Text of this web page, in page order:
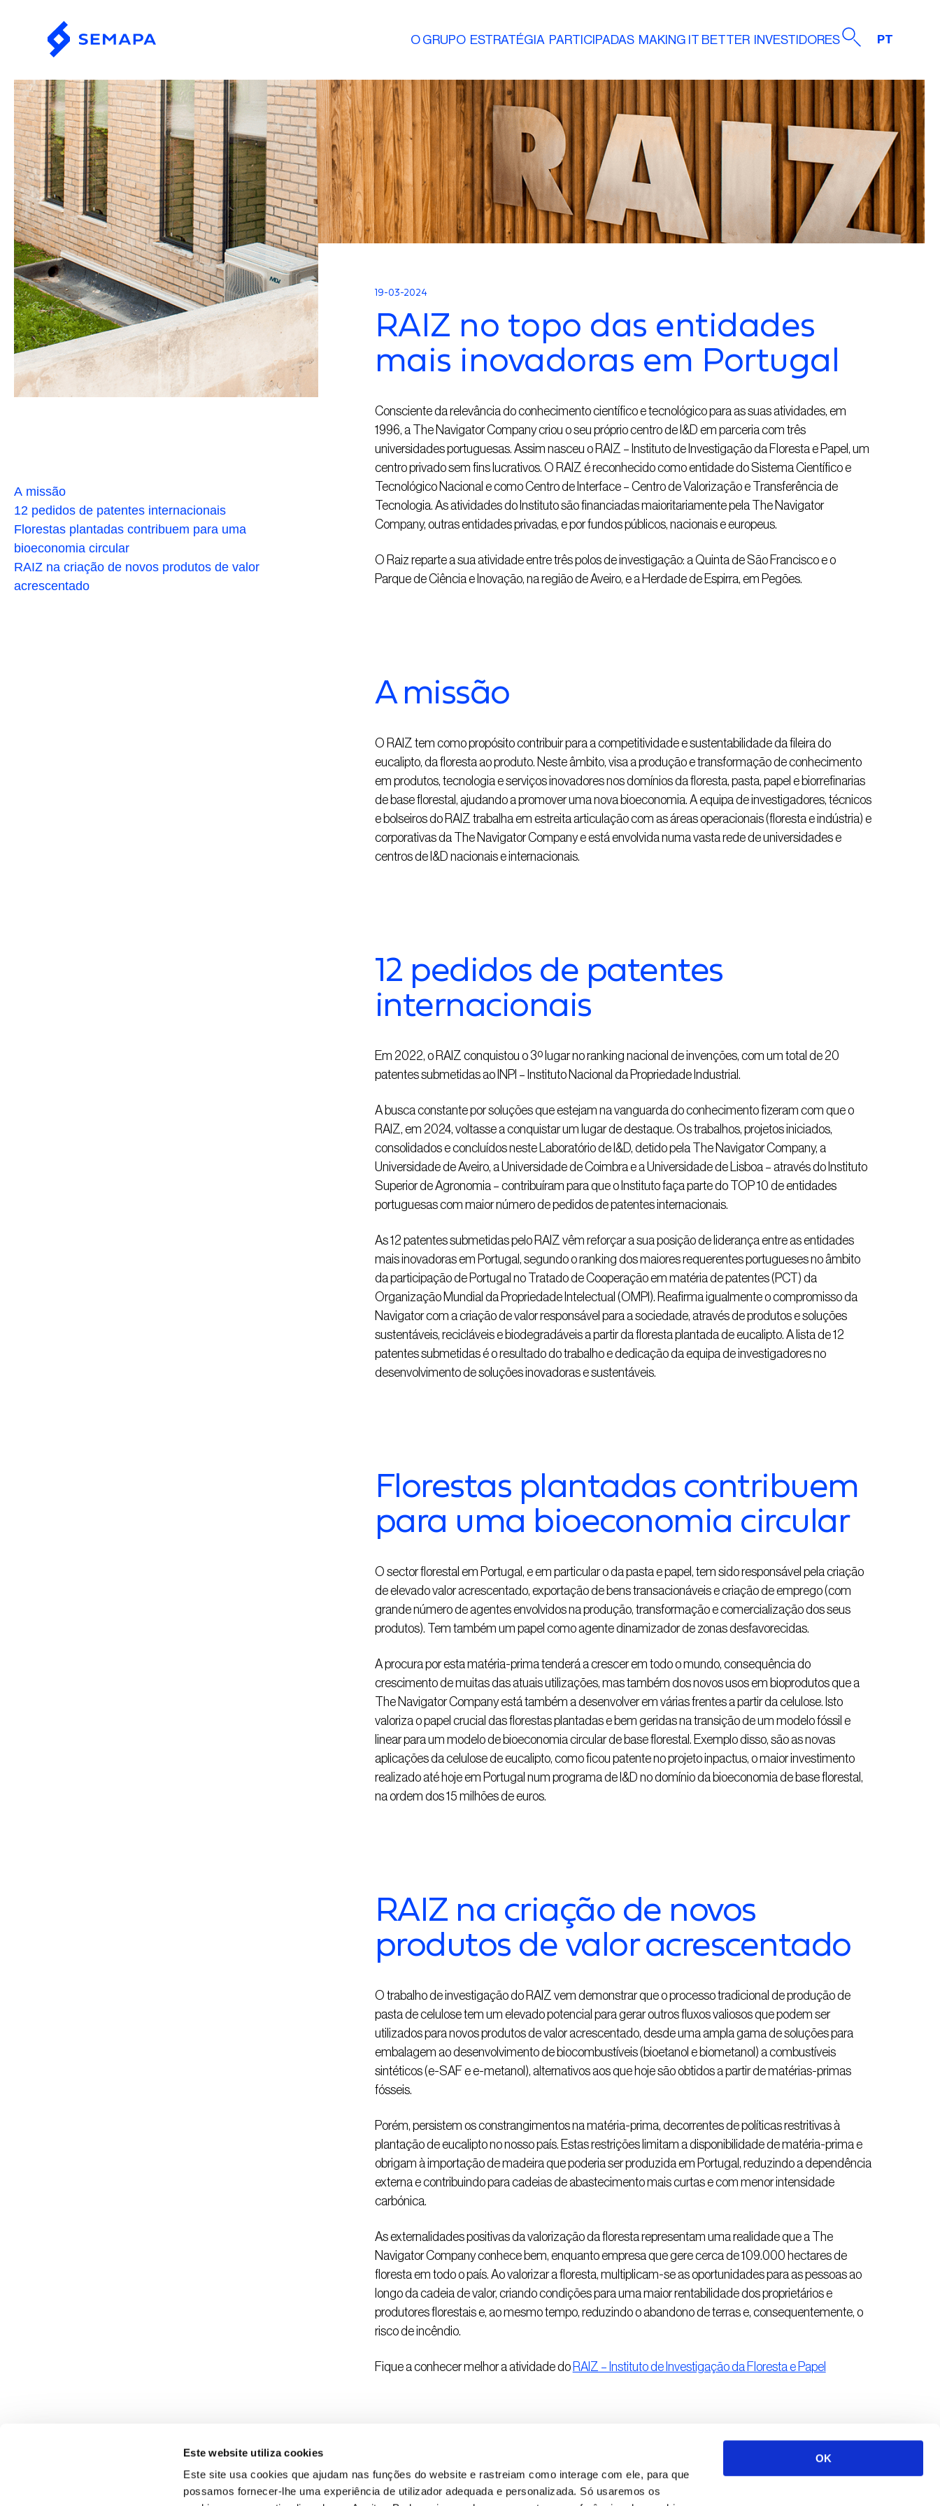
Este website utiliza cookies
Este site usa cookies que ajudam nas funções do website e rastreiam como interage com ele, para que
possamos fornecer-lhe uma experiência de utilizador adequada e personalizada. Só usaremos os
OK
O GRUPO ESTRATÉGIA PARTICIPADAS MAKING IT BETTER INVESTIDORES PT
A missão
12 pedidos de patentes internacionais
Florestas plantadas contribuem para uma
bioeconomia circular
RAIZ na criação de novos produtos de valor
acrescentado
19-03-2024
RAIZ no topo das entidades
mais inovadoras em Portugal
Consciente da relevância do conhecimento científico e tecnológico para as suas atividades, em
1996, a The Navigator Company criou o seu próprio centro de I&D em parceria com três
universidades portuguesas. Assim nasceu o RAIZ – Instituto de Investigação da Floresta e Papel, um
centro privado sem fins lucrativos. O RAIZ é reconhecido como entidade do Sistema Científico e
Tecnológico Nacional e como Centro de Interface – Centro de Valorização e Transferência de
Tecnologia. As atividades do Instituto são financiadas maioritariamente pela The Navigator
Company, outras entidades privadas, e por fundos públicos, nacionais e europeus.
O Raiz reparte a sua atividade entre três polos de investigação: a Quinta de São Francisco e o
Parque de Ciência e Inovação, na região de Aveiro, e a Herdade de Espirra, em Pegões.
A missão
O RAIZ tem como propósito contribuir para a competitividade e sustentabilidade da fileira do
eucalipto, da floresta ao produto. Neste âmbito, visa a produção e transformação de conhecimento
em produtos, tecnologia e serviços inovadores nos domínios da floresta, pasta, papel e biorrefinarias
de base florestal, ajudando a promover uma nova bioeconomia. A equipa de investigadores, técnicos
e bolseiros do RAIZ trabalha em estreita articulação com as áreas operacionais (floresta e indústria) e
corporativas da The Navigator Company e está envolvida numa vasta rede de universidades e
centros de I&D nacionais e internacionais.
12 pedidos de patentes
internacionais
Em 2022, o RAIZ conquistou o 3º lugar no ranking nacional de invenções, com um total de 20
patentes submetidas ao INPI – Instituto Nacional da Propriedade Industrial.
A busca constante por soluções que estejam na vanguarda do conhecimento fizeram com que o
RAIZ, em 2024, voltasse a conquistar um lugar de destaque. Os trabalhos, projetos iniciados,
consolidados e concluídos neste Laboratório de I&D, detido pela The Navigator Company, a
Universidade de Aveiro, a Universidade de Coimbra e a Universidade de Lisboa – através do Instituto
Superior de Agronomia – contribuíram para que o Instituto faça parte do TOP 10 de entidades
portuguesas com maior número de pedidos de patentes internacionais.
As 12 patentes submetidas pelo RAIZ vêm reforçar a sua posição de liderança entre as entidades
mais inovadoras em Portugal, segundo o ranking dos maiores requerentes portugueses no âmbito
da participação de Portugal no Tratado de Cooperação em matéria de patentes (PCT) da
Organização Mundial da Propriedade Intelectual (OMPI). Reafirma igualmente o compromisso da
Navigator com a criação de valor responsável para a sociedade, através de produtos e soluções
sustentáveis, recicláveis e biodegradáveis a partir da floresta plantada de eucalipto. A lista de 12
patentes submetidas é o resultado do trabalho e dedicação da equipa de investigadores no
desenvolvimento de soluções inovadoras e sustentáveis.
Florestas plantadas contribuem
para uma bioeconomia circular
O sector florestal em Portugal, e em particular o da pasta e papel, tem sido responsável pela criação
de elevado valor acrescentado, exportação de bens transacionáveis e criação de emprego (com
grande número de agentes envolvidos na produção, transformação e comercialização dos seus
produtos). Tem também um papel como agente dinamizador de zonas desfavorecidas.
A procura por esta matéria-prima tenderá a crescer em todo o mundo, consequência do
crescimento de muitas das atuais utilizações, mas também dos novos usos em bioprodutos que a
The Navigator Company está também a desenvolver em várias frentes a partir da celulose. Isto
valoriza o papel crucial das florestas plantadas e bem geridas na transição de um modelo fóssil e
linear para um modelo de bioeconomia circular de base florestal. Exemplo disso, são as novas
aplicações da celulose de eucalipto, como ficou patente no projeto inpactus, o maior investimento
realizado até hoje em Portugal num programa de I&D no domínio da bioeconomia de base florestal,
na ordem dos 15 milhões de euros.
RAIZ na criação de novos
produtos de valor acrescentado
O trabalho de investigação do RAIZ vem demonstrar que o processo tradicional de produção de
pasta de celulose tem um elevado potencial para gerar outros fluxos valiosos que podem ser
utilizados para novos produtos de valor acrescentado, desde uma ampla gama de soluções para
embalagem ao desenvolvimento de biocombustíveis (bioetanol e biometanol) a combustíveis
sintéticos (e-SAF e e-metanol), alternativos aos que hoje são obtidos a partir de matérias-primas
fósseis.
Porém, persistem os constrangimentos na matéria-prima, decorrentes de políticas restritivas à
plantação de eucalipto no nosso país. Estas restrições limitam a disponibilidade de matéria-prima e
obrigam à importação de madeira que poderia ser produzida em Portugal, reduzindo a dependência
externa e contribuindo para cadeias de abastecimento mais curtas e com menor intensidade
carbónica.
As externalidades positivas da valorização da floresta representam uma realidade que a The
Navigator Company conhece bem, enquanto empresa que gere cerca de 109.000 hectares de
floresta em todo o país. Ao valorizar a floresta, multiplicam-se as oportunidades para as pessoas ao
longo da cadeia de valor, criando condições para uma maior rentabilidade dos proprietários e
produtores florestais e, ao mesmo tempo, reduzindo o abandono de terras e, consequentemente, o
risco de incêndio.
Fique a conhecer melhor a atividade do RAIZ – Instituto de Investigação da Floresta e Papel